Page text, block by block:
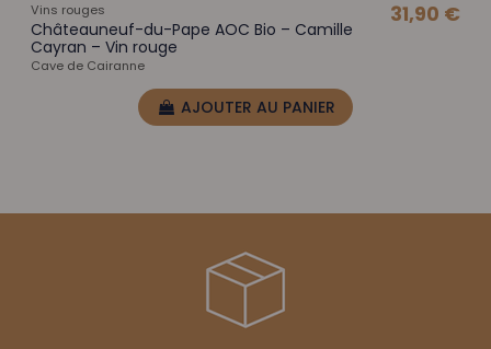
Vins rouges
Châteauneuf-du-Pape AOC Bio – Camille
Cayran – Vin rouge
Cave de Cairanne
31,90 €
AJOUTER AU PANIER